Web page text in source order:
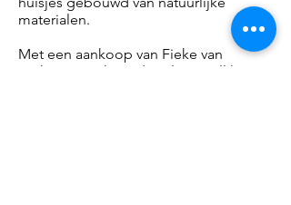
materialen.
Met een aankoop van Fieke van
Berkom’s werk op de Talent Wall kunt u